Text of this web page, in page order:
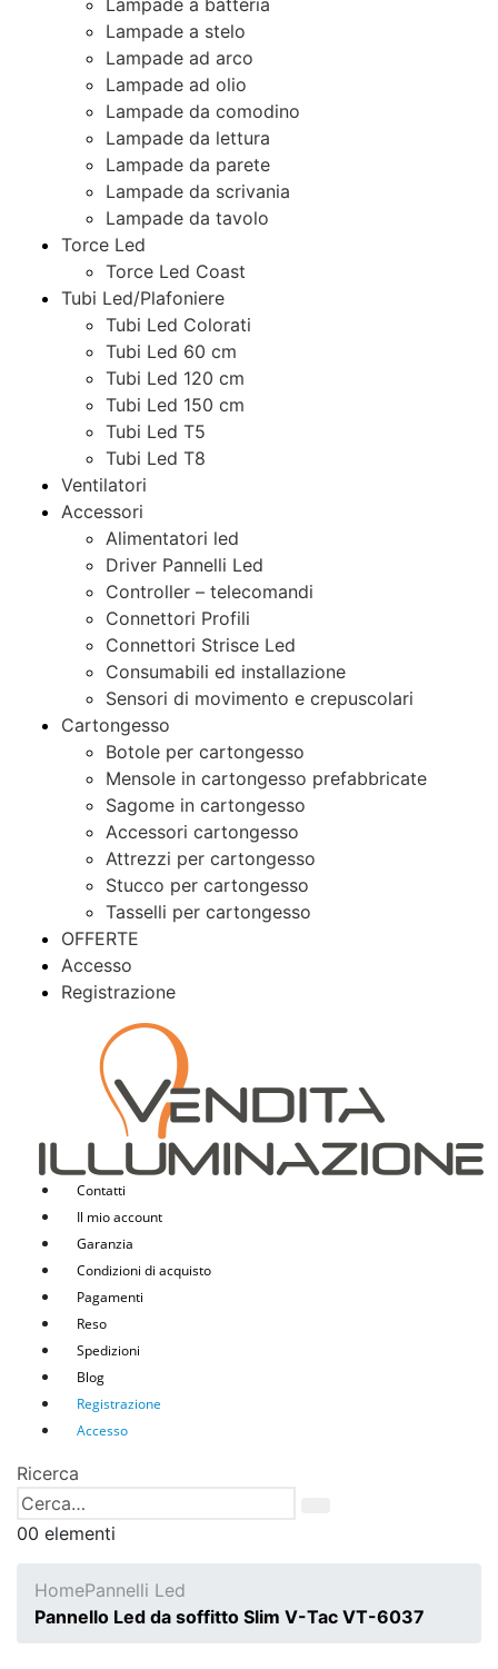
Lampade a batteria
Lampade a stelo
Lampade ad arco
Lampade ad olio
Lampade da comodino
Lampade da lettura
Lampade da parete
Lampade da scrivania
Lampade da tavolo
Torce Led
Torce Led Coast
Tubi Led/Plafoniere
Tubi Led Colorati
Tubi Led 60 cm
Tubi Led 120 cm
Tubi Led 150 cm
Tubi Led T5
Tubi Led T8
Ventilatori
Accessori
Alimentatori led
Driver Pannelli Led
Controller – telecomandi
Connettori Profili
Connettori Strisce Led
Consumabili ed installazione
Sensori di movimento e crepuscolari
Cartongesso
Botole per cartongesso
Mensole in cartongesso prefabbricate
Sagome in cartongesso
Accessori cartongesso
Attrezzi per cartongesso
Stucco per cartongesso
Tasselli per cartongesso
OFFERTE
Accesso
Registrazione
Contatti
Il mio account
Garanzia
Condizioni di acquisto
Pagamenti
Reso
Spedizioni
Blog
Registrazione
Accesso
Ricerca
00 elementi
HomePannelli Led
Pannello Led da soffitto Slim V-Tac VT-6037